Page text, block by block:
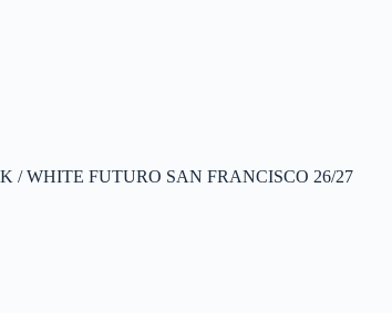
/ WHITE FUTURO SAN FRANCISCO 26/27